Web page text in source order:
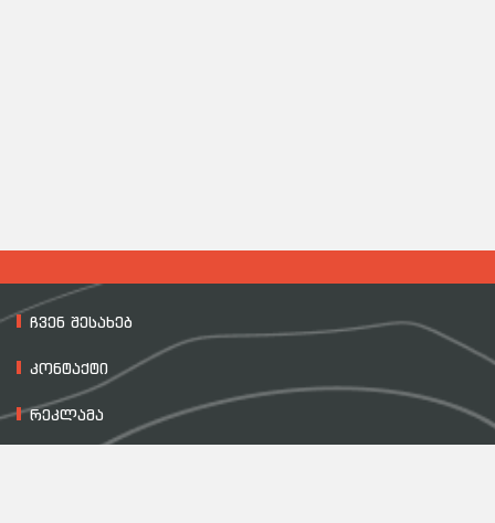
ჩვენ შესახებ
კონტაქტი
რეკლამა